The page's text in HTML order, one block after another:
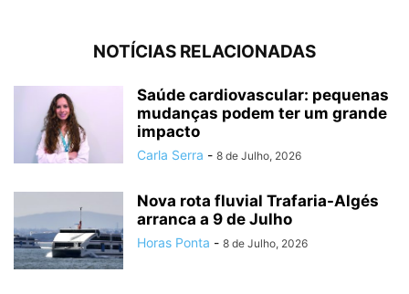
NOTÍCIAS RELACIONADAS
Saúde cardiovascular: pequenas
mudanças podem ter um grande
impacto
Carla Serra - 8 de Julho, 2026
Nova rota fluvial Trafaria-Algés
arranca a 9 de Julho
Horas Ponta - 8 de Julho, 2026